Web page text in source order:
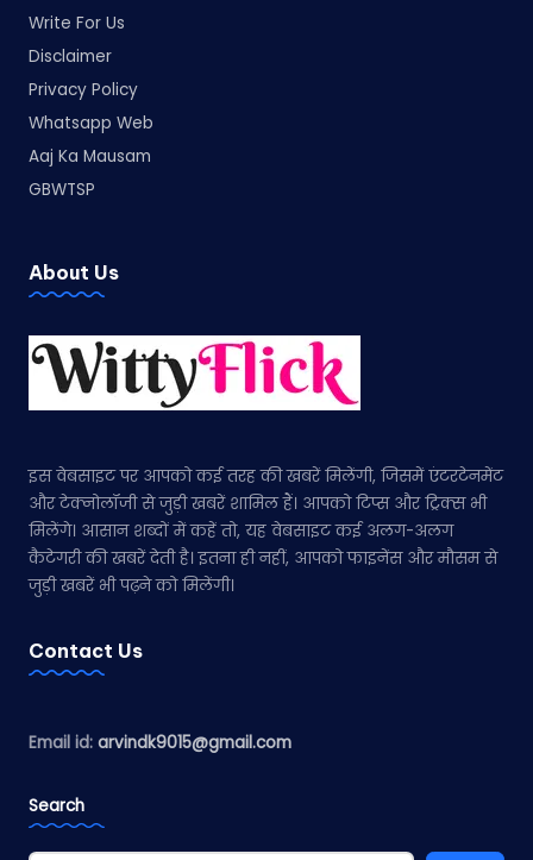
Write For Us
Disclaimer
Privacy Policy
Whatsapp Web
Aaj Ka Mausam
GBWTSP
About Us
इस वेबसाइट पर आपको कई तरह की खबरें मिलेंगी, जिसमें एंटरटेनमेंट
और टेक्नोलॉजी से जुड़ी खबरें शामिल हैं। आपको टिप्स और ट्रिक्स भी
मिलेंगे। आसान शब्दों में कहें तो, यह वेबसाइट कई अलग-अलग
कैटेगरी की खबरें देती है। इतना ही नहीं, आपको फाइनेंस और मौसम से
जुड़ी खबरें भी पढ़ने को मिलेंगी।
Contact Us
Email id: arvindk9015@gmail.com
Search